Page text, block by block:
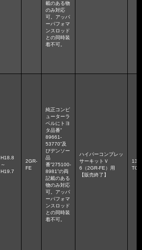
載のある物
のみ対応
可。アッパ
ーパフォマ
ンスロッド
との同時装
着不可。
H18.8
～
H19.7
2GR-
FE
純正コンピ
ューターラ
ベルにトヨ
タ品番”
89661-
53770”及
びデンソー
品
番”275100-
8981”の両
記載のある
物のみ対応
可。アッパ
ーパフォマ
ンスロッド
との同時装
着不可。
ハイパーコンプレッ
サーキットＶ
6（2GR-FE）用
【販売終了】